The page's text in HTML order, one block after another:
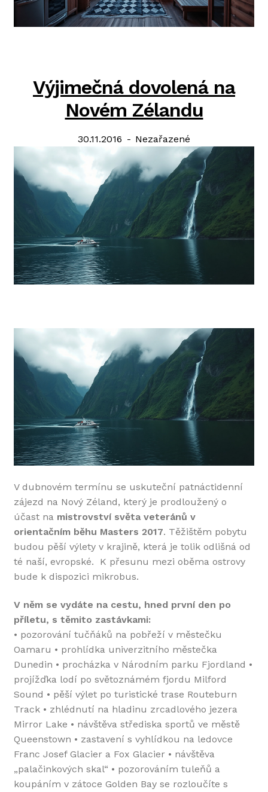
Výjimečná dovolená na
Novém Zélandu
Posted
on
30.11.2016 Categories:
Nezařazené
V dubnovém termínu se uskuteční patnáctidenní
zájezd na Nový Zéland, který je prodloužený o
účast na mistrovství světa veteránů v
orientačním běhu Masters 2017. Těžištěm pobytu
budou pěší výlety v krajině, která je tolik odlišná od
té naší, evropské. K přesunu mezi oběma ostrovy
bude k dispozici mikrobus.
V něm se vydáte na cestu, hned první den po
příletu, s těmito zastávkami:
• pozorování tučňáků na pobřeží v městečku
Oamaru • prohlídka univerzitního městečka
Dunedin • procházka v Národním parku Fjordland •
projížďka lodí po světoznámém fjordu Milford
Sound • pěší výlet po turistické trase Routeburn
Track • zhlédnutí na hladinu zrcadlového jezera
Mirror Lake • návštěva střediska sportů ve městě
Queenstown • zastavení s vyhlídkou na ledovce
Franc Josef Glacier a Fox Glacier • návštěva
„palačinkových skal“ • pozorováním tuleňů a
koupáním v zátoce Golden Bay se rozloučíte s